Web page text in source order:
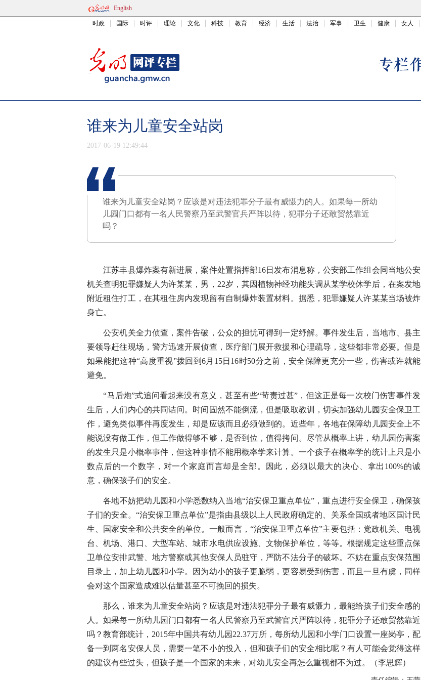
English
时政 国际 时评 理论 文化 科技 教育 经济 生活 法治 军事 卫生 健康 女人
谁来为儿童安全站岗
2017-06-19 12:49:44
谁来为儿童安全站岗？应该是对违法犯罪分子最有威慑力的人。如果每一所幼
儿园门口都有一名人民警察乃至武警官兵严阵以待，犯罪分子还敢贸然靠近
吗？
江苏丰县爆炸案有新进展，案件处置指挥部16日发布消息称，公安部工作组会同当地公安
机关查明犯罪嫌疑人为许某某，男，22岁，其因植物神经功能失调从某学校休学后，在案发地
附近租住打工，在其租住房内发现留有自制爆炸装置材料。据悉，犯罪嫌疑人许某某当场被炸
身亡。
公安机关全力侦查，案件告破，公众的担忧可得到一定纾解。事件发生后，当地市、县主
要领导赶往现场，警方迅速开展侦查，医疗部门展开救援和心理疏导，这些都非常必要。但是
如果能把这种“高度重视”拨回到6月15日16时50分之前，安全保障更充分一些，伤害或许就能
避免。
“马后炮”式追问看起来没有意义，甚至有些“苛责过甚”，但这正是每一次校门伤害事件发
生后，人们内心的共同诘问。时间固然不能倒流，但是吸取教训，切实加强幼儿园安全保卫工
作，避免类似事件再度发生，却是应该而且必须做到的。近些年，各地在保障幼儿园安全上不
能说没有做工作，但工作做得够不够，是否到位，值得拷问。尽管从概率上讲，幼儿园伤害案
的发生只是小概率事件，但这种事情不能用概率学来计算。一个孩子在概率学的统计上只是小
数点后的一个数字，对一个家庭而言却是全部。因此，必须以最大的决心、拿出100%的诚
意，确保孩子们的安全。
各地不妨把幼儿园和小学悉数纳入当地“治安保卫重点单位”，重点进行安全保卫，确保孩
子们的安全。“治安保卫重点单位”是指由县级以上人民政府确定的、关系全国或者地区国计民
生、国家安全和公共安全的单位。一般而言，“治安保卫重点单位”主要包括：党政机关、电视
台、机场、港口、大型车站、城市水电供应设施、文物保护单位，等等。根据规定这些重点保
卫单位安排武警、地方警察或其他安保人员驻守，严防不法分子的破坏。不妨在重点安保范围
目录上，加上幼儿园和小学。因为幼小的孩子更脆弱，更容易受到伤害，而且一旦有虞，同样
会对这个国家造成难以估量甚至不可挽回的损失。
那么，谁来为儿童安全站岗？应该是对违法犯罪分子最有威慑力，最能给孩子们安全感的
人。如果每一所幼儿园门口都有一名人民警察乃至武警官兵严阵以待，犯罪分子还敢贸然靠近
吗？教育部统计，2015年中国共有幼儿园22.37万所，每所幼儿园和小学门口设置一座岗亭，配
备一到两名安保人员，需要一笔不小的投入，但和孩子们的安全相比呢？有人可能会觉得这样
的建议有些过头，但孩子是一个国家的未来，对幼儿安全再怎么重视都不为过。（李思辉）